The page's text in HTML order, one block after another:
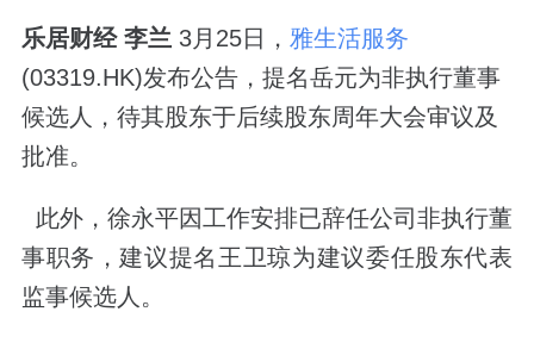
乐居财经 李兰 3月25日， 雅生活服务
(03319.HK)发布公告，提名岳元为非执行董事
候选人，待其股东于后续股东周年大会审议及
批准。
此外，徐永平因工作安排已辞任公司非执行董
事职务，建议提名王卫琼为建议委任股东代表
监事候选人。